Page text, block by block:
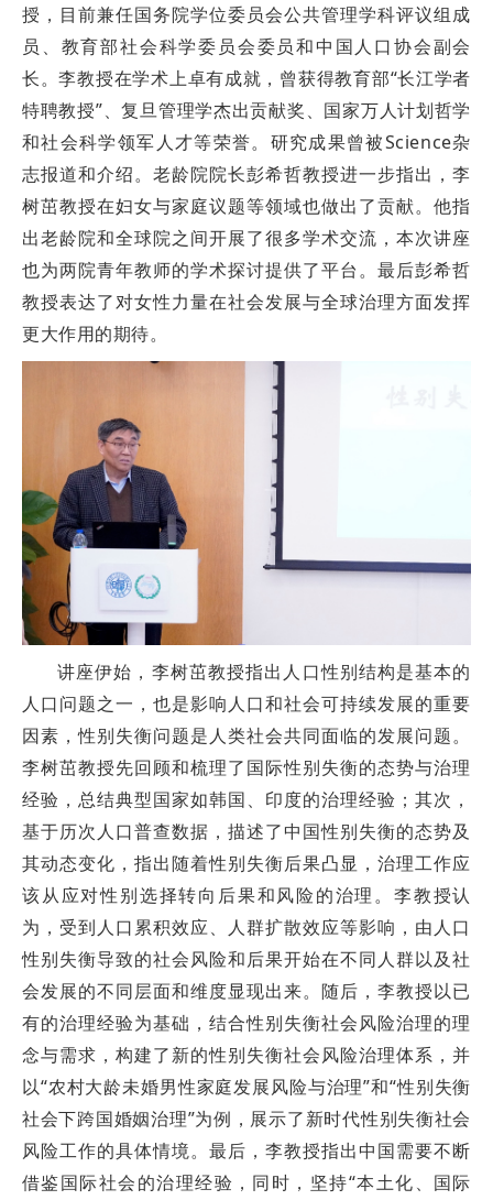
授，目前兼任国务院学位委员会公共管理学科评议组成
员、教育部社会科学委员会委员和中国人口协会副会
长。李教授在学术上卓有成就，曾获得教育部“长江学者
特聘教授”、复旦管理学杰出贡献奖、国家万人计划哲学
和社会科学领军人才等荣誉。研究成果曾被Science杂
志报道和介绍。老龄院院长彭希哲教授进一步指出，李
树茁教授在妇女与家庭议题等领域也做出了贡献。他指
出老龄院和全球院之间开展了很多学术交流，本次讲座
也为两院青年教师的学术探讨提供了平台。最后彭希哲
教授表达了对女性力量在社会发展与全球治理方面发挥
更大作用的期待。
讲座伊始，李树茁教授指出人口性别结构是基本的
人口问题之一，也是影响人口和社会可持续发展的重要
因素，性别失衡问题是人类社会共同面临的发展问题。
李树茁教授先回顾和梳理了国际性别失衡的态势与治理
经验，总结典型国家如韩国、印度的治理经验；其次，
基于历次人口普查数据，描述了中国性别失衡的态势及
其动态变化，指出随着性别失衡后果凸显，治理工作应
该从应对性别选择转向后果和风险的治理。李教授认
为，受到人口累积效应、人群扩散效应等影响，由人口
性别失衡导致的社会风险和后果开始在不同人群以及社
会发展的不同层面和维度显现出来。随后，李教授以已
有的治理经验为基础，结合性别失衡社会风险治理的理
念与需求，构建了新的性别失衡社会风险治理体系，并
以“农村大龄未婚男性家庭发展风险与治理”和“性别失衡
社会下跨国婚姻治理”为例，展示了新时代性别失衡社会
风险工作的具体情境。最后，李教授指出中国需要不断
借鉴国际社会的治理经验，同时，坚持“本土化、国际